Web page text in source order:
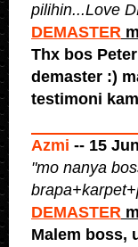
pilihin...Love
DEMASTER
Thx bos
demaster :)
testimoni
Azmi -- 15
"mo nanya
DEMASTER
Malem boss,